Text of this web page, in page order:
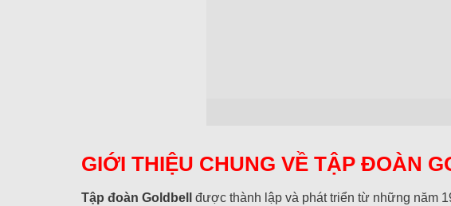
GIỚI THIỆU CHUNG VỀ TẬP ĐOÀN
Tập đoàn Goldbell
được thành lập và phát triển từ những năm